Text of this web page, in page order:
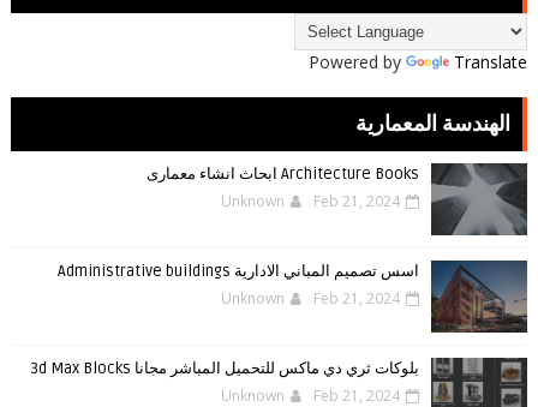
Powered by Translate
الهندسة المعمارية
Architecture Books ابحاث انشاء معمارى
Unknown Feb 21, 2024
اسس تصميم المباني الادارية Administrative buildings
Unknown Feb 21, 2024
بلوكات ثري دي ماكس للتحميل المباشر مجانا 3d Max Blocks
Unknown Feb 21, 2024